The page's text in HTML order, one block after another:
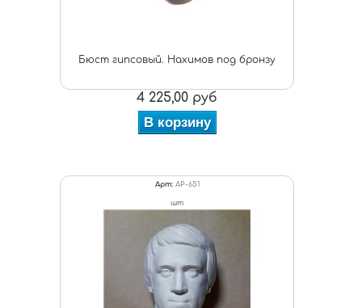
Бюст гипсовый. Нахимов под бронзу
4 225,00 руб
В корзину
Арт: АР-651
шт